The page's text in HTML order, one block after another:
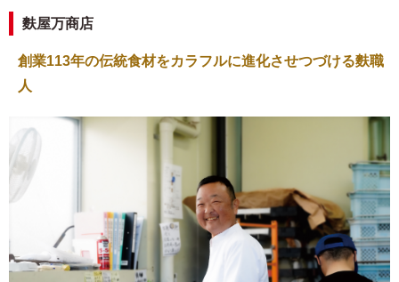
麩屋万商店
創業113年の伝統食材をカラフルに進化させつづける麩職
人